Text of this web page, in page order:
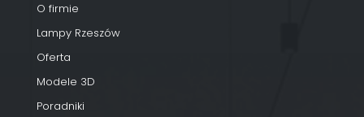
O firmie
Lampy Rzeszów
Oferta
Modele 3D
Poradniki